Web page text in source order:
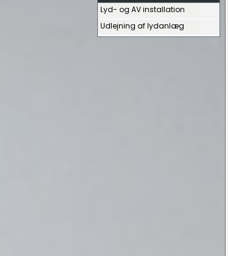
Lyd- og AV installation
Udlejning af lydanlæg